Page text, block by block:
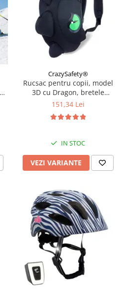
CrazySafety®
Rucsac pentru copii, model
3D cu Dragon, bretele
ajustabile, Diverse culori
151,34 Lei
IN STOC
VEZI VARIANTE